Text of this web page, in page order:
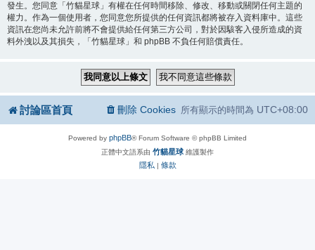
發生。您同意「竹貓星球」有權在任何時間移除、修改、移動或關閉任何主題的
權力。作為一個使用者，您同意您所提供的任何資訊都將被存入資料庫中。這些
資訊在您尚未允許前將不會提供給任何第三方公司，對於因駭客入侵所造成的資
料外洩以及其損失，「竹貓星球」和 phpBB 不負任何賠償責任。
討論區首頁 所有顯示的時間為 UTC+08:00
刪除 Cookies
Powered by phpBB® Forum Software © phpBB Limited
正體中文語系由 竹貓星球 維護製作
隱私 | 條款